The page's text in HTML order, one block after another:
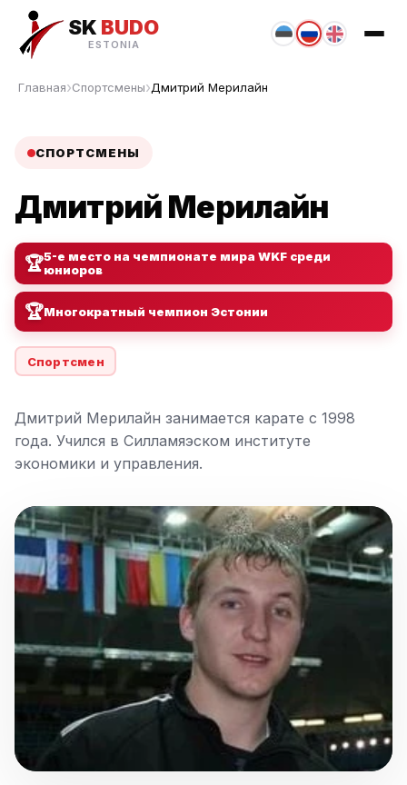
SK BUDO
ESTONIA
Главная Спортсмены Дмитрий Мерилайн
СПОРТСМЕНЫ
Дмитрий Мерилайн
🏆5-е место на чемпионате мира WKF среди
юниоров
🏆Многократный чемпион Эстонии
Спортсмен
Дмитрий Мерилайн занимается карате с 1998
года. Учился в Силламяэском институте
экономики и управления.